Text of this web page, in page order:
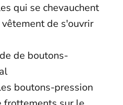
qui se chevauchent
de s'ouvrir
de boutons-
boutons-pression